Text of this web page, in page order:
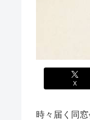
X
時々届く同